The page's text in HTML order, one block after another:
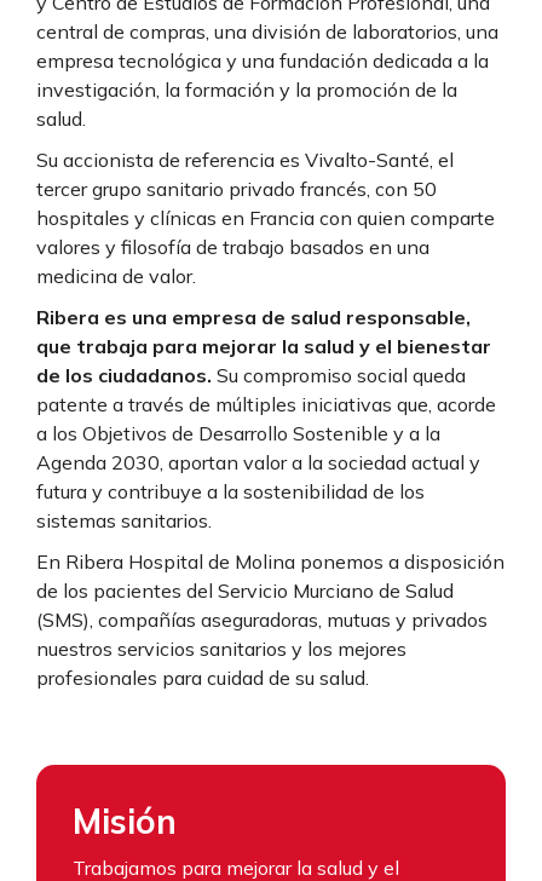
central de compras, una división de laboratorios, una
empresa tecnológica y una fundación dedicada a la
investigación, la formación y la promoción de la
salud.
Su accionista de referencia es Vivalto-Santé, el
tercer grupo sanitario privado francés, con 50
hospitales y clínicas en Francia con quien comparte
valores y filosofía de trabajo basados en una
medicina de valor.
Ribera es una empresa de salud responsable,
que trabaja para mejorar la salud y el bienestar
de los ciudadanos. Su compromiso social queda
patente a través de múltiples iniciativas que, acorde
a los Objetivos de Desarrollo Sostenible y a la
Agenda 2030, aportan valor a la sociedad actual y
futura y contribuye a la sostenibilidad de los
sistemas sanitarios.
En Ribera Hospital de Molina ponemos a disposición
de los pacientes del Servicio Murciano de Salud
(SMS), compañías aseguradoras, mutuas y privados
nuestros servicios sanitarios y los mejores
profesionales para cuidad de su salud.
Misión
Trabajamos para mejorar la salud y el